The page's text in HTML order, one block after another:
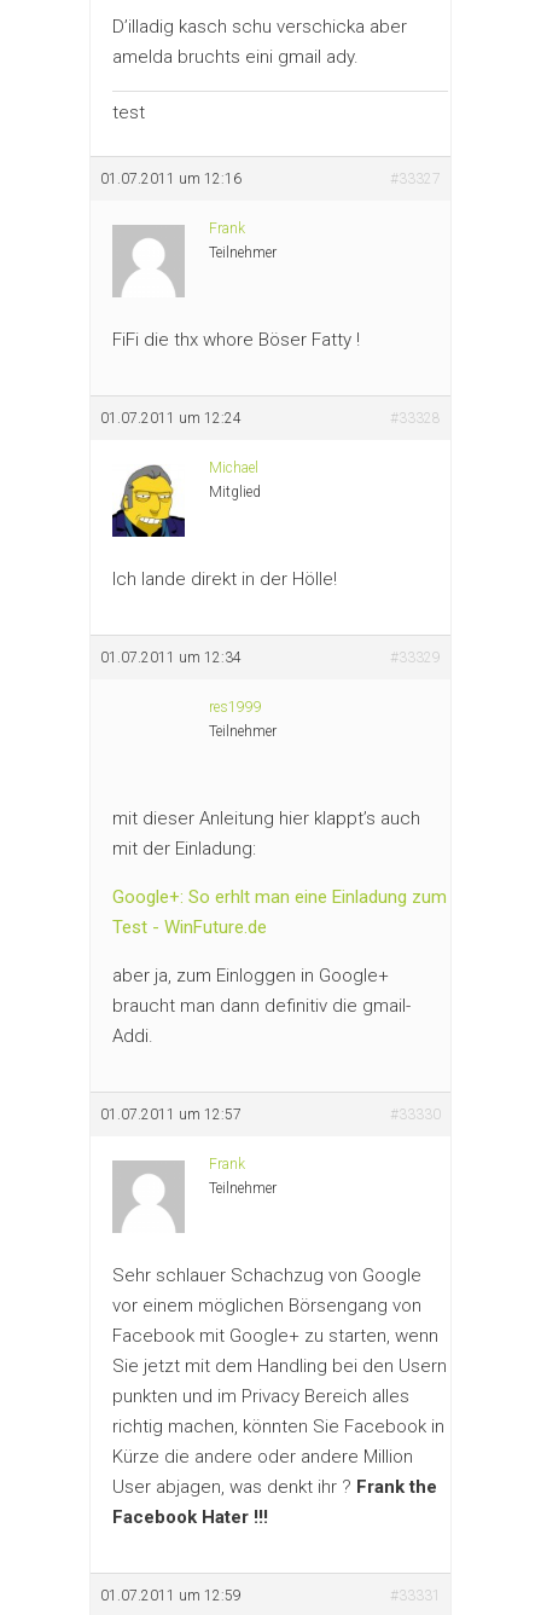
D’illadig kasch schu verschicka aber
amelda bruchts eini gmail ady.
test
01.07.2011 um 12:16 #33327
Frank
Teilnehmer
FiFi die thx whore Böser Fatty !
01.07.2011 um 12:24 #33328
Michael
Mitglied
Ich lande direkt in der Hölle!
01.07.2011 um 12:34 #33329
res1999
Teilnehmer
mit dieser Anleitung hier klappt’s auch
mit der Einladung:
Google+: So erhlt man eine Einladung zum
Test - WinFuture.de
aber ja, zum Einloggen in Google+
braucht man dann definitiv die gmail-
Addi.
01.07.2011 um 12:57 #33330
Frank
Teilnehmer
Sehr schlauer Schachzug von Google
vor einem möglichen Börsengang von
Facebook mit Google+ zu starten, wenn
Sie jetzt mit dem Handling bei den Usern
punkten und im Privacy Bereich alles
richtig machen, könnten Sie Facebook in
Kürze die andere oder andere Million
User abjagen, was denkt ihr ? Frank the
Facebook Hater !!!
01.07.2011 um 12:59 #33331